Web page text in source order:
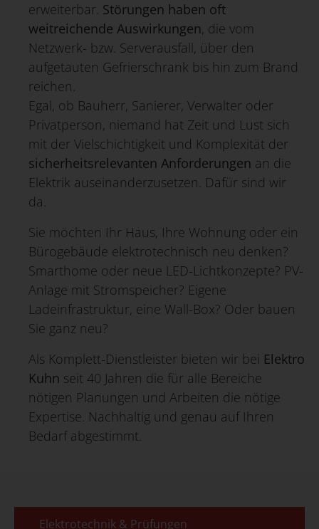
erweiterbar. Störungen haben oft
weitreichende Auswirkungen, die vom
Netzwerk- bzw. Serverausfall, über den
aufgetauten Gefrierschrank bis hin zum Brand
reichen.
Egal, ob Bauherr, Sanierer, Verwalter oder
Privatperson, niemand hat Zeit und Lust sich
mit der Vielschichtigkeit und Komplexität der
sicherheitsrelevanten Anforderungen an die
Elektrik auseinanderzusetzen. Dafür sind wir
da.
Sie möchten Ihr Haus, Ihre Wohnung oder ein
Bürogebäude elektrotechnisch neu denken?
Smarthome oder neue LED-Lichtkonzepte? PV-
Anlage mit Stromspeicher? Eigene
Ladeinfrastruktur, eine Wall-Box? Oder bauen
Sie ganz neu?
Als Komplett-Dienstleister bieten wir bei Elektro
Kuhn seit 40 Jahren die für alle Bereiche
nötigen Planungen und Arbeiten die nötige
Expertise. Nachhaltig und genau auf Ihren
Bedarf abgestimmt.
Elektrotechnik & Prüfungen